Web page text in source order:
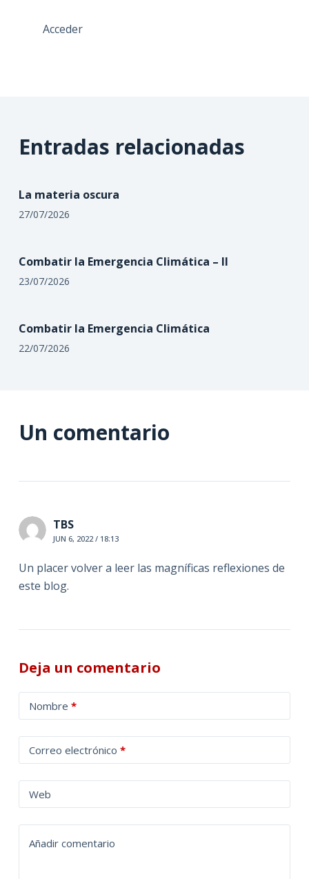
Acceder
Entradas relacionadas
La materia oscura
27/07/2026
Combatir la Emergencia Climática – II
23/07/2026
Combatir la Emergencia Climática
22/07/2026
Un comentario
TBS
JUN 6, 2022 / 18:13
Un placer volver a leer las magníficas reflexiones de
este blog.
Deja un comentario
Nombre *
Correo electrónico *
Web
Añadir comentario
l
t
a
t